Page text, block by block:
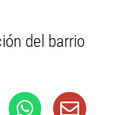
del barrio